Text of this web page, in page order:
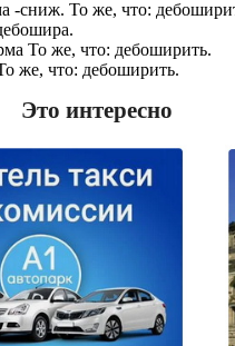
-сниж. То же, что:
То же, что: дебоширить.
же, что: дебоширить.
Это интересно